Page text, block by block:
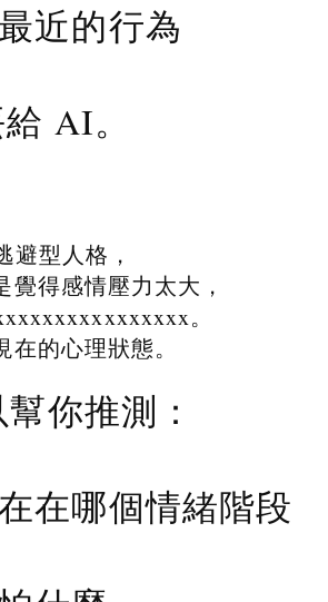
近的行為
AI。
避型人格，
覺得感情壓力太大，
。
的心理狀態。
你推測：
在哪個情緒階段